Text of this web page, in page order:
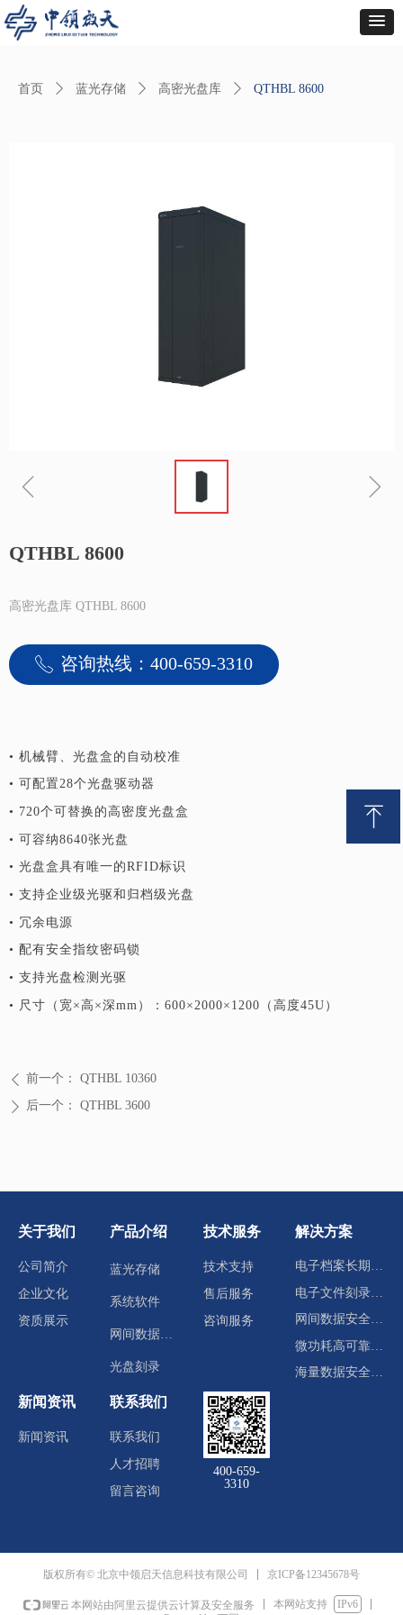
首页 ꄲ 蓝光存储 ꄲ 高密光盘库 ꄲ QTHBL 8600
ꁆ ꁇ
QTHBL 8600
高密光盘库 QTHBL 8600
ꂅ 咨询热线：400-659-3310
ꄴ 前一个： QTHBL 10360
ꄲ 后一个： QTHBL 3600
• 机械臂、光盘盒的自动校准
• 可配置28个光盘驱动器
• 720个可替换的高密度光盘盒
• 可容纳8640张光盘
• 光盘盒具有唯一的RFID标识
• 支持企业级光驱和归档级光盘
• 冗余电源
• 配有安全指纹密码锁
• 支持光盘检测光驱
• 尺寸（宽×高×深mm）：600×2000×1200（高度45U）
关于我们
公司简介
企业文化
资质展示
产品介绍
蓝光存储
系统软件
网间数据交换
光盘刻录
技术服务
技术支持
售后服务
咨询服务
解决方案
电子档案长期归档存储
网间数据安全交换
海量数据安全存储
联系我们
联系我们
人才招聘
留言咨询
400-659-
3310
新闻资讯
新闻资讯
版权所有© 北京中领启天信息科技有限公司 京ICP备12345678号
本网站由阿里云提供云计算及安全服务 本网站支持
IPv6
ꁸ